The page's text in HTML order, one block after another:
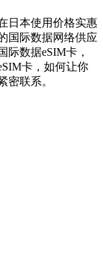
日本使用价格实惠
国际数据网络供应
数据eSIM卡，
卡，如何让你
密联系。